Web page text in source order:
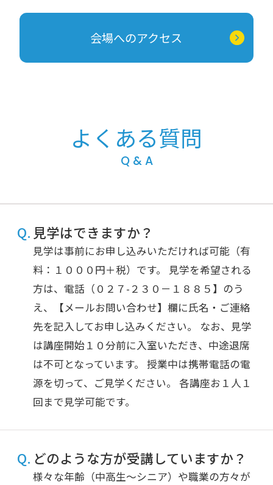
会場へのアクセス
よくある質問
Q & A
見学はできますか？
見学は事前にお申し込みいただければ可能（有
料：１０００円＋税）です。 見学を希望される
方は、電話（０２７-２３０－１８８５】のう
え、【メールお問い合わせ】欄に氏名・ご連絡
先を記入してお申し込みください。 なお、見学
は講座開始１０分前に入室いただき、中途退席
は不可となっています。 授業中は携帯電話の電
源を切って、ご見学ください。 各講座お１人１
回まで見学可能です。
どのような方が受講していますか？
様々な年齢（中高生～シニア）や職業の方々が